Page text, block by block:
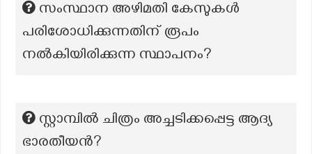
സംസ്ഥാന അഴിമതി കേസുകൾ
പരിശോധിക്കുന്നതിന് രൂപം
നൽകിയിരിക്കുന്ന സ്ഥാപനം?
സ്റ്റാമ്പിൽ ചിത്രം അച്ചടിക്കപ്പെട്ട ആദ്യ
ഭാരതീയൻ?